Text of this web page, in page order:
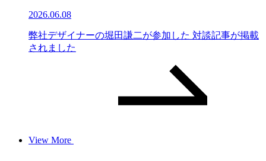
2026.06.08
弊社デザイナーの堀田謙二が参加した 対談記事が掲載
されました
View More